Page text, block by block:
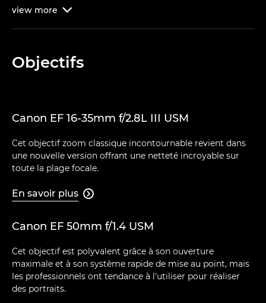
view more 
Objectifs
Canon EF 16-35mm f/2.8L III USM
Cet objectif zoom classique incontournable revient dans
une nouvelle version offrant une netteté incroyable sur
toute la plage focale.
En savoir plus 
Canon EF 50mm f/1.4 USM
Cet objectif est polyvalent grâce à son ouverture
maximale et à son système rapide de mise au point, mais
les professionnels ont tendance à l'utiliser pour réaliser
des portraits.